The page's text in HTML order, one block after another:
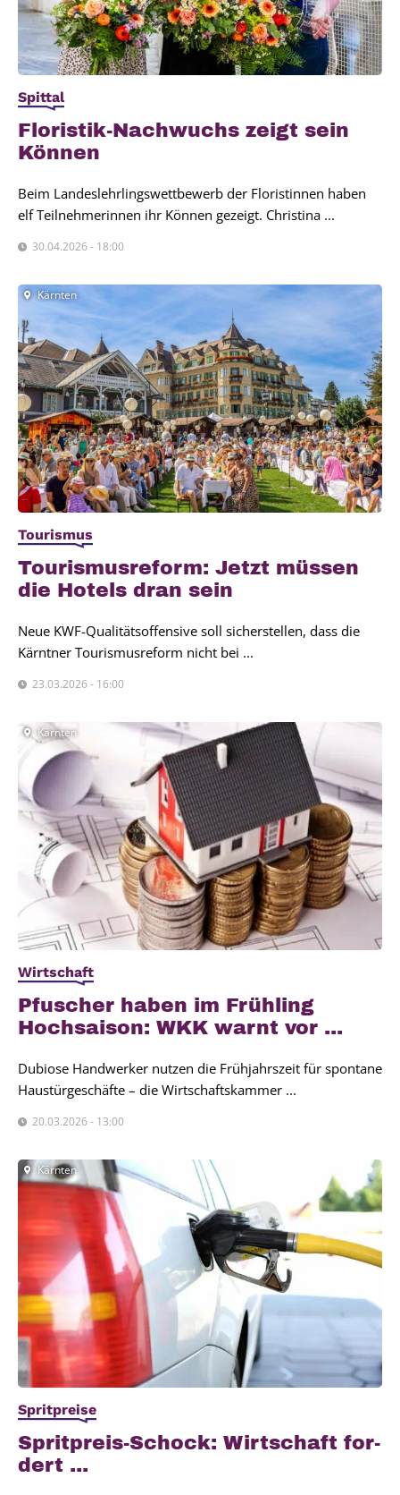
Spittal
Flo­ris­tik-Nach­wuchs zeigt sein
Kön­nen
Beim Landeslehrlingswettbewerb der Floristinnen haben
elf Teilnehmerinnen ihr Können gezeigt. Christina ...
30.04.2026 - 18:00
Kärnten
Tourismus
Tou­ris­mus­re­form: Jetzt müs­sen
die Hotels dran sein
Neue KWF-Qualitätsoffensive soll sicherstellen, dass die
Kärntner Tourismusreform nicht bei ...
23.03.2026 - 16:00
Kärnten
Wirtschaft
Pfu­scher haben im Früh­ling
Hoch­sai­son: WKK warnt vor ...
Dubiose Handwerker nutzen die Frühjahrszeit für spontane
Haustürgeschäfte – die Wirtschaftskammer ...
20.03.2026 - 13:00
Kärnten
Spritpreise
Sprit­preis-Schock: Wirt­schaft for­
dert ...